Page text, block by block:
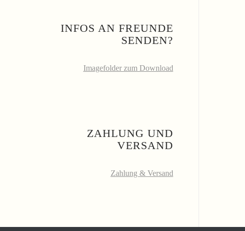
INFOS AN FREUNDE
SENDEN?
Imagefolder zum Download
ZAHLUNG UND
VERSAND
Zahlung & Versand